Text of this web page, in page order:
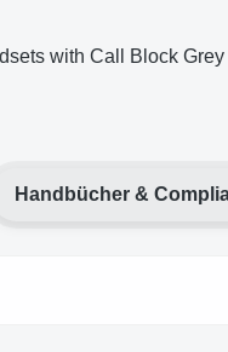
with Call Block Grey
Handbücher &